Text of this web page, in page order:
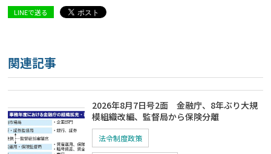
LINEで送る
関連記事
2026年8月7日号2面 金融庁、8年ぶり大規
模組織改編、監督局から保険分離
法令制度政策